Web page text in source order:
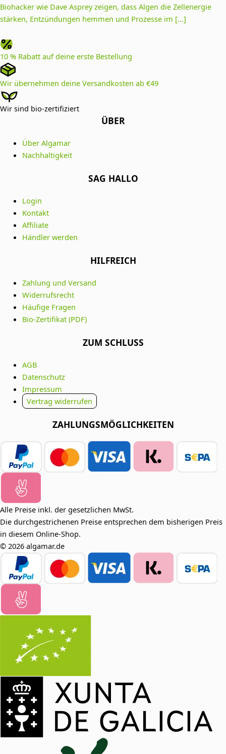
Biohacker wie Dave Asprey zeigen, dass Algen die Zellenergie
stärken, Entzündungen hemmen und Prozesse im [...]
10 % Rabatt auf deine erste Bestellung
Wir übernehmen deine Versandkosten ab €49
Wir sind bio-zertifiziert
ÜBER
Über Algamar
Nachhaltigkeit
SAG HALLO
Login
Kontakt
Affiliate
Händler werden
HILFREICH
Zahlung und Versand
Widerrufsrecht
Häufige Fragen
Bio-Zertifikat (PDF)
ZUM SCHLUSS
AGB
Datenschutz
Impressum
Vertrag widerrufen
ZAHLUNGSMÖGLICHKEITEN
Alle Preise inkl. der gesetzlichen MwSt.
Die durchgestrichenen Preise entsprechen dem bisherigen Preis
in diesem Online-Shop.
© 2026 algamar.de